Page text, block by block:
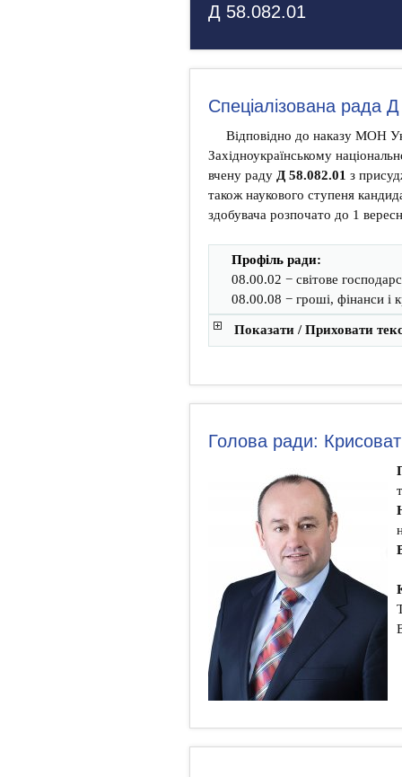
Д 58.082.01
Спеціалізована рада
Відповідно до наказу МОН
Західноукраїнському
вчену раду Д 58.082.01 з
також наукового ступеня
здобувача розпочато до 1
Профіль ради:
08.00.02 − світове
08.00.08 − гроші, фінанси і
Показати / Приховати
Голова ради: